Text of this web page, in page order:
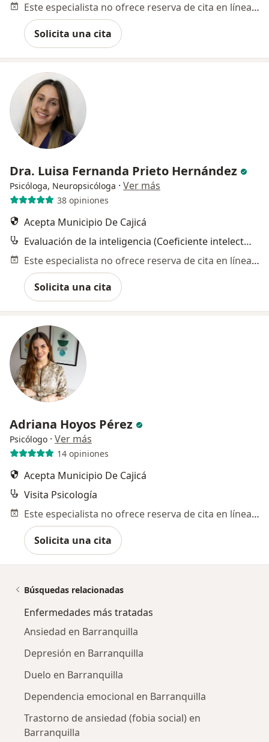
Este especialista no ofrece reserva de cita en línea en esta dirección.
Solicita una cita
Dra. Luisa Fernanda Prieto Hernández
Psicóloga, Neuropsicóloga · Ver más
38 opiniones
Acepta Municipio De Cajicá
Evaluación de la inteligencia (Coeficiente intelectual)
Este especialista no ofrece reserva de cita en línea en esta dirección.
Solicita una cita
Adriana Hoyos Pérez
Psicólogo · Ver más
14 opiniones
Acepta Municipio De Cajicá
Visita Psicología
Este especialista no ofrece reserva de cita en línea en esta dirección.
Solicita una cita
Búsquedas relacionadas
Enfermedades más tratadas
Ansiedad en Barranquilla
Depresión en Barranquilla
Duelo en Barranquilla
Dependencia emocional en Barranquilla
Trastorno de ansiedad (fobia social) en
Barranquilla